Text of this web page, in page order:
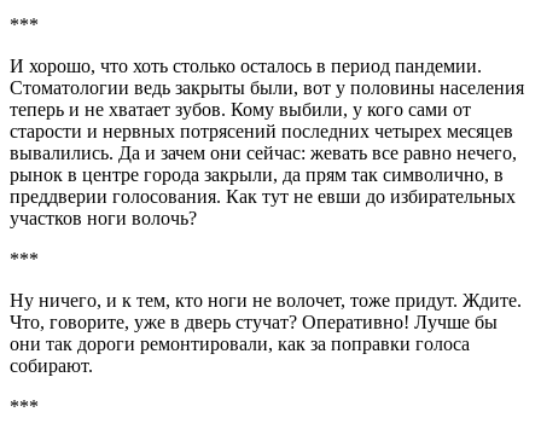
***
И хорошо, что хоть столько осталось в период пандемии.
Стоматологии ведь закрыты были, вот у половины населения
теперь и не хватает зубов. Кому выбили, у кого сами от
старости и нервных потрясений последних четырех месяцев
вывалились. Да и зачем они сейчас: жевать все равно нечего,
рынок в центре города закрыли, да прям так символично, в
преддверии голосования. Как тут не евши до избирательных
участков ноги волочь?
***
Ну ничего, и к тем, кто ноги не волочет, тоже придут. Ждите.
Что, говорите, уже в дверь стучат? Оперативно! Лучше бы
они так дороги ремонтировали, как за поправки голоса
собирают.
***